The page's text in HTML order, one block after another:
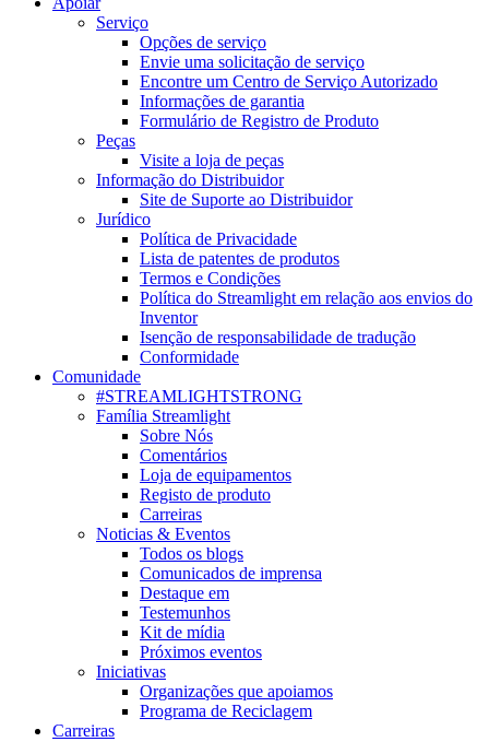
Serviço
Opções de serviço
Envie uma solicitação de serviço
Encontre um Centro de Serviço Autorizado
Informações de garantia
Formulário de Registro de Produto
Peças
Visite a loja de peças
Informação do Distribuidor
Site de Suporte ao Distribuidor
Jurídico
Política de Privacidade
Lista de patentes de produtos
Termos e Condições
Política do Streamlight em relação aos envios do
Inventor
Isenção de responsabilidade de tradução
Conformidade
Comunidade
#STREAMLIGHTSTRONG
Família Streamlight
Sobre Nós
Comentários
Loja de equipamentos
Registo de produto
Carreiras
Noticias & Eventos
Todos os blogs
Comunicados de imprensa
Destaque em
Testemunhos
Kit de mídia
Próximos eventos
Iniciativas
Organizações que apoiamos
Programa de Reciclagem
Carreiras